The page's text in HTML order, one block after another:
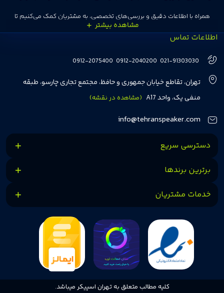
همراه با اطلاعات دقیق و بررسی‌های تخصصی، به مشتریان کمک می‌کنیم تا
انتخاب‌های درست و هوشمندانه‌ای داشته باشند. تهران اسپیکر با تجربه‌ای بیش از
هفت سال در این زمینه، بر ایجاد تجربه خریدی آسان، سریع و مطمئن تمرکز دارد تا
مشتریان بتوانند با خیالی آسوده از انتخاب خود لذت ببرند. ما به رضایت و اعتماد
مشتریان اهمیت می‌دهیم و همواره در تلاشیم تا بهترین‌ها را برای آن‌ها فراهم
کنیم.
اطلاعات تماس
021-91303030
0912-2040200
0912-2075400
تهران، تقاطع خیابان جمهوری و حافظ، مجتمع تجاری چارسو، طبقه
منفی یک، واحد A17
(مشاهده در نقشه)
info@tehranspeaker.com
دسترسی سریع
برترین برندها
خدمات مشتریان
کلیه مطالب متعلق به تهران اسپیکر میباشد.